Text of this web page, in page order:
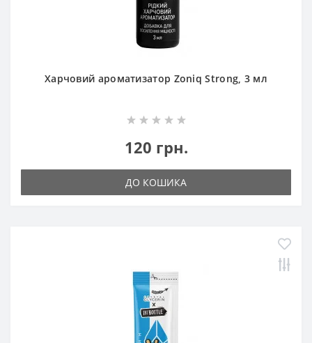
Харчовий ароматизатор Zoniq Strong, 3 мл
120 грн.
ДО КОШИКА